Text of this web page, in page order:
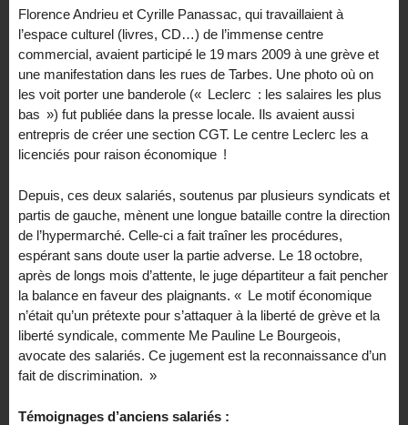
Florence Andrieu et Cyrille Panassac, qui travaillaient à
l’espace culturel (livres, CD…) de l’immense centre
commercial, avaient participé le 19 mars 2009 à une grève et
une manifestation dans les rues de Tarbes. Une photo où on
les voit porter une banderole (« Leclerc : les salaires les plus
bas ») fut publiée dans la presse locale. Ils avaient aussi
entrepris de créer une section CGT. Le centre Leclerc les a
licenciés pour raison économique !
Depuis, ces deux salariés, soutenus par plusieurs syndicats et
partis de gauche, mènent une longue bataille contre la direction
de l’hypermarché. Celle-ci a fait traîner les procédures,
espérant sans doute user la partie adverse. Le 18 octobre,
après de longs mois d’attente, le juge départiteur a fait pencher
la balance en faveur des plaignants. « Le motif économique
n’était qu’un prétexte pour s’attaquer à la liberté de grève et la
liberté syndicale, commente Me Pauline Le Bourgeois,
avocate des salariés. Ce jugement est la reconnaissance d’un
fait de discrimination. »
Témoignages d’anciens salariés :